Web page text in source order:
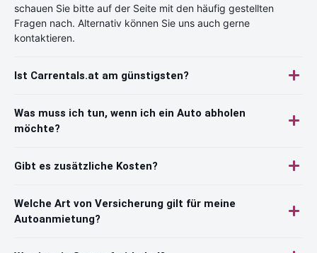
schauen Sie bitte auf der Seite mit den häufig gestellten
Fragen nach. Alternativ können Sie uns auch gerne
kontaktieren.
Ist Carrentals.at am günstigsten?
Was muss ich tun, wenn ich ein Auto abholen
möchte?
Gibt es zusätzliche Kosten?
Welche Art von Versicherung gilt für meine
Autoanmietung?